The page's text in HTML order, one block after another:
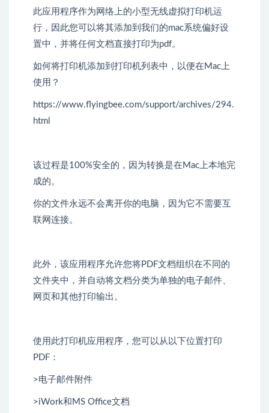
此应用程序作为网络上的小型无线虚拟打印机运
行，因此您可以将其添加到我们的mac系统偏好设
置中，并将任何文档直接打印为pdf。
如何将打印机添加到打印机列表中，以便在Mac上
使用？
https://www.flyingbee.com/support/archives/294.
html
该过程是100%安全的，因为转换是在Mac上本地完
成的。
你的文件永远不会离开你的电脑，因为它不需要互
联网连接。
此外，该应用程序允许您将PDF文档组织在不同的
文件夹中，并自动将文档分类为单独的电子邮件、
网页和其他打印输出。
使用此打印机应用程序，您可以从以下位置打印
PDF：
>电子邮件附件
>iWork和MS Office文档